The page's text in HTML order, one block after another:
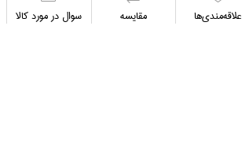
علاقه‌مندي‌ها مقايسه سوال در مورد كالا